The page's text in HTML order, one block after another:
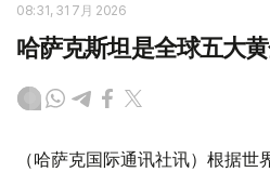
08:31, 31 7月 2026
哈萨克斯坦是全球五大
（哈萨克国际通讯社讯）根据